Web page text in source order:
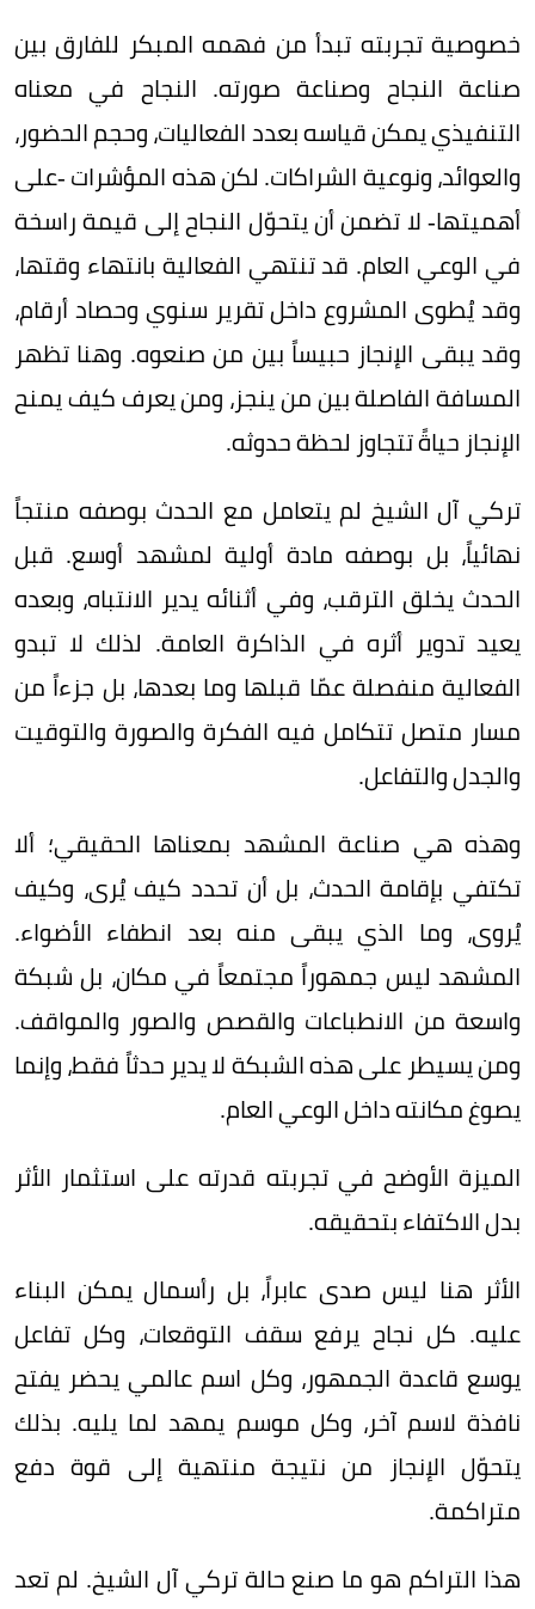
خصوصية تجربته تبدأ من فهمه المبكر للفارق بين
صناعة النجاح وصناعة صورته. النجاح في معناه
التنفيذي يمكن قياسه بعدد الفعاليات، وحجم الحضور،
والعوائد، ونوعية الشراكات. لكن هذه المؤشرات -على
أهميتها- لا تضمن أن يتحوّل النجاح إلى قيمة راسخة
في الوعي العام. قد تنتهي الفعالية بانتهاء وقتها،
وقد يُطوى المشروع داخل تقرير سنوي وحصاد أرقام،
وقد يبقى الإنجاز حبيساً بين من صنعوه. وهنا تظهر
المسافة الفاصلة بين من ينجز، ومن يعرف كيف يمنح
الإنجاز حياةً تتجاوز لحظة حدوثه.
تركي آل الشيخ لم يتعامل مع الحدث بوصفه منتجاً
نهائياً، بل بوصفه مادة أولية لمشهد أوسع. قبل
الحدث يخلق الترقب، وفي أثنائه يدير الانتباه، وبعده
يعيد تدوير أثره في الذاكرة العامة. لذلك لا تبدو
الفعالية منفصلة عمّا قبلها وما بعدها، بل جزءاً من
مسار متصل تتكامل فيه الفكرة والصورة والتوقيت
والجدل والتفاعل.
وهذه هي صناعة المشهد بمعناها الحقيقي؛ ألا
تكتفي بإقامة الحدث، بل أن تحدد كيف يُرى، وكيف
يُروى، وما الذي يبقى منه بعد انطفاء الأضواء.
المشهد ليس جمهوراً مجتمعاً في مكان، بل شبكة
واسعة من الانطباعات والقصص والصور والمواقف.
ومن يسيطر على هذه الشبكة لا يدير حدثاً فقط، وإنما
يصوغ مكانته داخل الوعي العام.
الميزة الأوضح في تجربته قدرته على استثمار الأثر
بدل الاكتفاء بتحقيقه.
الأثر هنا ليس صدى عابراً، بل رأسمال يمكن البناء
عليه. كل نجاح يرفع سقف التوقعات، وكل تفاعل
يوسع قاعدة الجمهور، وكل اسم عالمي يحضر يفتح
نافذة لاسم آخر، وكل موسم يمهد لما يليه. بذلك
يتحوّل الإنجاز من نتيجة منتهية إلى قوة دفع
متراكمة.
هذا التراكم هو ما صنع حالة تركي آل الشيخ. لم تعد